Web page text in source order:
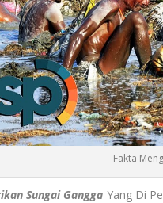
Fakta
Sungai Gangga Yang Di